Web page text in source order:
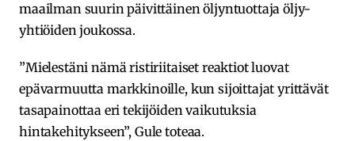
maailman suurin päivittäinen öljyntuottaja öljy-
yhtiöiden joukossa.
”Mielestäni nämä ristiriitaiset reaktiot luovat
epävarmuutta markkinoille, kun sijoittajat yrittävät
tasapainottaa eri tekijöiden vaikutuksia
hintakehitykseen”, Gule toteaa.